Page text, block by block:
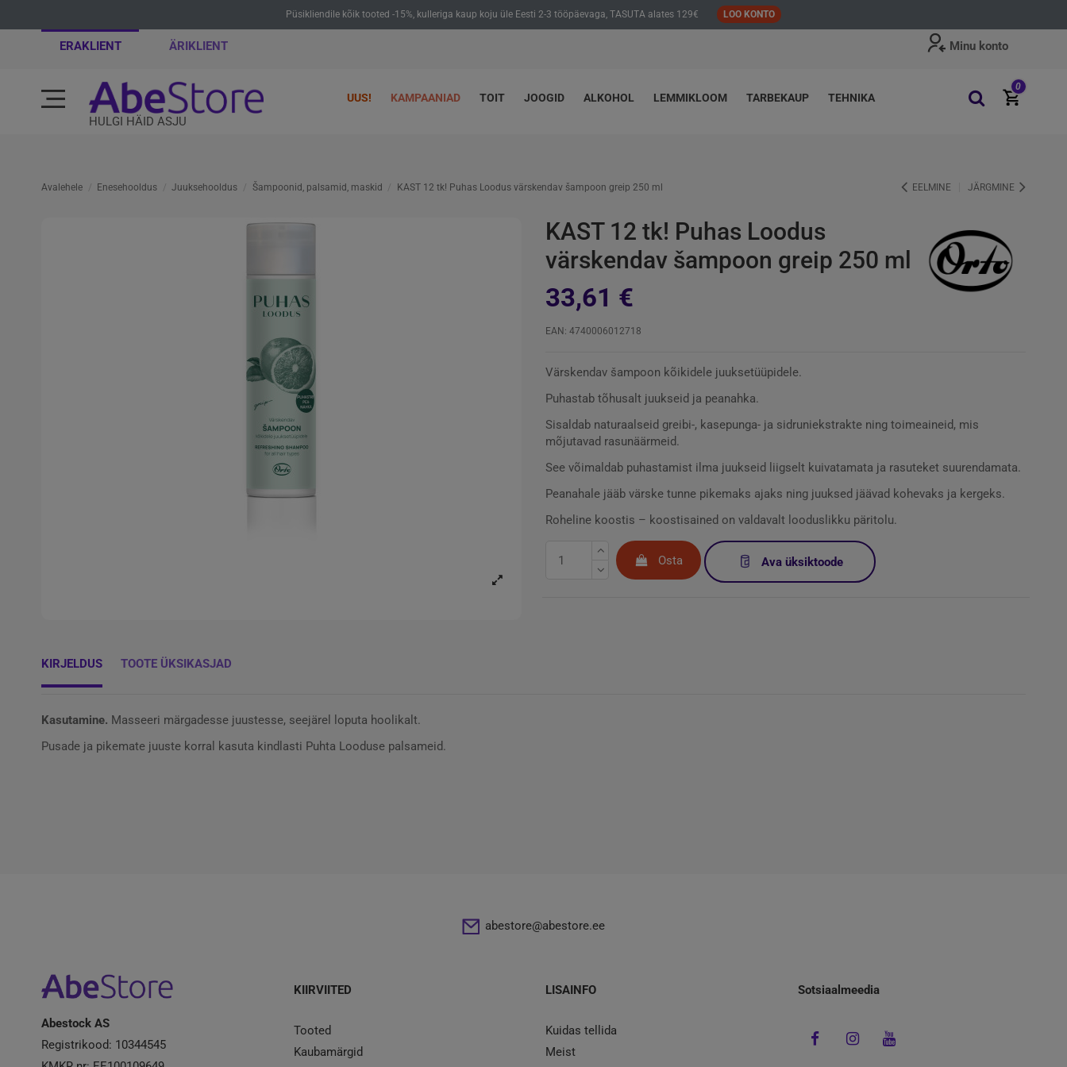
Püsikliendile kõik tooted -15%, kulleriga kaup koju üle Eesti 2-3 tööpäevaga, TASUTA alates 129€ LOO KONTO
ERAKLIENT ÄRIKLIENT Minu konto
HULGI HÄID ASJU
UUS! KAMPAANIAD TOIT JOOGID ALKOHOL LEMMIKLOOM TARBEKAUP TEHNIKA
0
Avalehele Enesehooldus Juuksehooldus Šampoonid, palsamid, maskid KAST 12 tk! Puhas Loodus värskendav šampoon greip 250 ml EELMINE JÄRGMINE
KAST 12 tk! Puhas Loodus
värskendav šampoon greip 250 ml
33,61 €
EAN: 4740006012718
Värskendav šampoon kõikidele juuksetüüpidele.
Puhastab tõhusalt juukseid ja peanahka.
Sisaldab naturaalseid greibi-, kasepunga- ja sidruniekstrakte ning toimeaineid, mis
mõjutavad rasunäärmeid.
See võimaldab puhastamist ilma juukseid liigselt kuivatamata ja rasuteket suurendamata.
Peanahale jääb värske tunne pikemaks ajaks ning juuksed jäävad kohevaks ja kergeks.
Roheline koostis – koostisained on valdavalt looduslikku päritolu.
Osta Ava üksiktoode
KIRJELDUS TOOTE ÜKSIKASJAD
Kasutamine. Masseeri märgadesse juustesse, seejärel loputa hoolikalt.
Pusade ja pikemate juuste korral kasuta kindlasti Puhta Looduse palsameid.
abestore@abestore.ee
Abestock AS
Registrikood: 10344545
KIIRVIITED
Tooted
Kaubamärgid
LISAINFO
Kuidas tellida
Meist
Sotsiaalmeedia